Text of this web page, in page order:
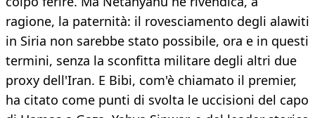
ragione, la paternità: il rovesciamento degli alawiti
in Siria non sarebbe stato possibile, ora e in questi
termini, senza la sconfitta militare degli altri due
proxy dell'Iran. E Bibi, com'è chiamato il premier,
ha citato come punti di svolta le uccisioni del capo